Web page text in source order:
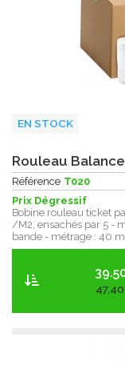
EN STOCK
Rouleau
Référence T020
Prix Dégressif
Bobine rouleau ticket
/M2, ensachés par 5 -
bande - métrage : 40